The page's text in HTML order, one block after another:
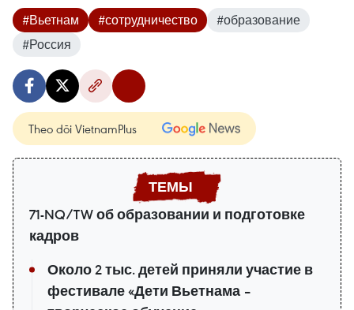
#Вьетнам #сотрудничество
#образование
#Россия
Theo dõi VietnamPlus
71-NQ/TW об образовании и подготовке
кадров
Около 2 тыс. детей приняли участие в
фестивале «Дети Вьетнама –